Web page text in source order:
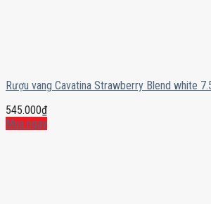
Rượu vang Cavatina Strawberry Blend white
545.000₫
Mua ngay